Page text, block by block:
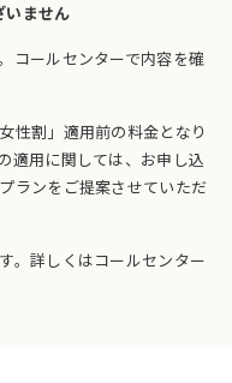
ません
コールセンターで内容を確
性割」適用前の料金となり
適用に関しては、お申し込
ランをご提案させていただ
。詳しくはコールセンター